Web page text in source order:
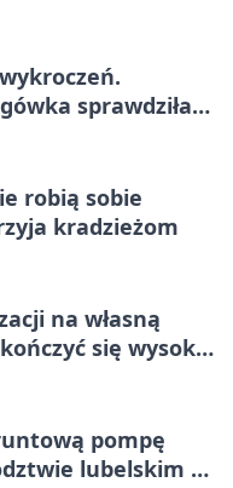
sprawdziła
robią sobie
kradzieżom
na własną
się wysoką
pompę
lubelskim -